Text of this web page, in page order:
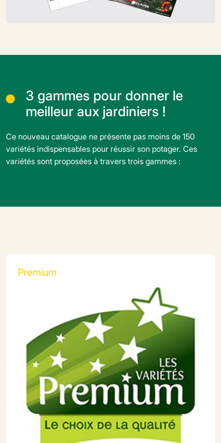
3 gammes pour donner le
meilleur aux jardiniers !
Ce nouveau catalogue ne présente pas moins de 150
variétés indispensables pour réussir son potager. Ces
variétés sont proposées à travers trois gammes :
Premium